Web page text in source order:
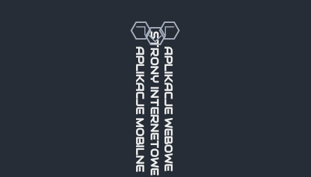
APLIKACJE MOBILNESTRONY INTERNETOWEAPLIKACJE WEBOWE